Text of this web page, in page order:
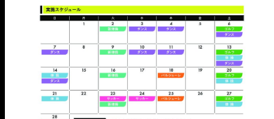
イ
ン
コ
ン
テ
ン
ツ